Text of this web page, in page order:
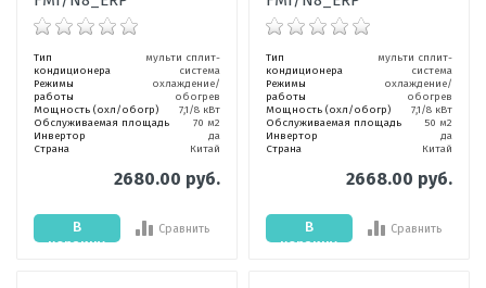
Тип
кондиционера
мульти сплит-
система
Режимы
работы
охлаждение/
обогрев
Мощность (охл/обогр)
7,1/8 кВт
Обслуживаемая площадь
70 м2
Инвертор
да
Страна
Китай
2680.00 руб.
В
корзину
Сравнить
Тип
кондиционера
мульти сплит-
система
Режимы
работы
охлаждение/
обогрев
Мощность (охл/обогр)
7,1/8 кВт
Обслуживаемая площадь
50 м2
Инвертор
да
Страна
Китай
2668.00 руб.
В
корзину
Сравнить